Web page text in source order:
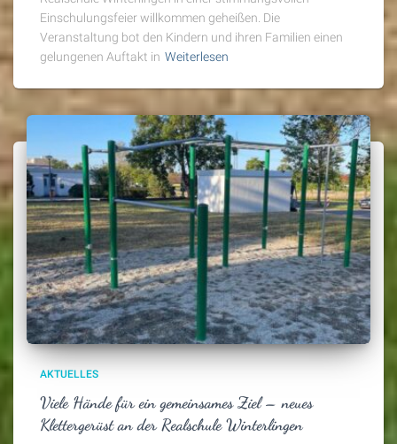
Einschulungsfeier willkommen geheißen. Die
Veranstaltung bot den Kindern und ihren Familien einen
gelungenen Auftakt in Weiterlesen
AKTUELLES
Viele Hände für ein gemeinsames Ziel – neues
Klettergerüst an der Realschule Winterlingen